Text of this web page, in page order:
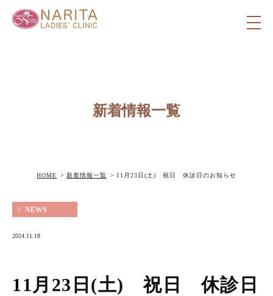
新着情報一覧
HOME 新着情報一覧 11月23日(土) 祝日 休診日のお知らせ
NEWS
2024.11.18
11月23日(土) 祝日 休診日